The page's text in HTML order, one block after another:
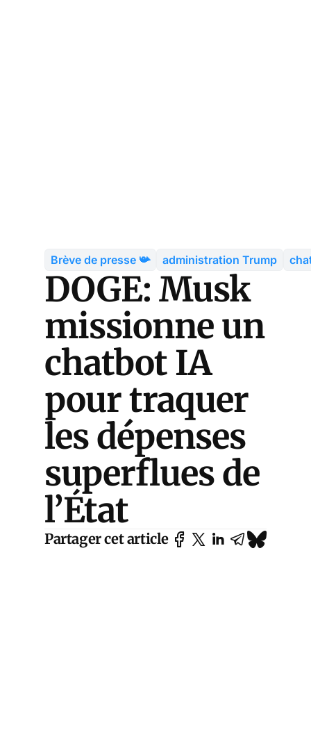
Brève de presse 📯 administration Trump
DOGE: Musk
missionne un
chatbot IA
pour traquer
les dépenses
superflues de
l’État
Partager cet article